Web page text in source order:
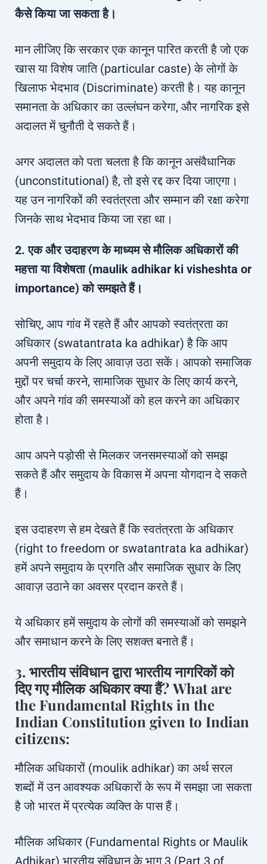
कैसे किया जा सकता है।
मान लीजिए कि सरकार एक कानून पारित करती है जो एक
खास या विशेष जाति (particular caste) के लोगों के
खिलाफ भेदभाव (Discriminate) करती है। यह कानून
समानता के अधिकार का उल्लंघन करेगा, और नागरिक इसे
अदालत में चुनौती दे सकते हैं।
अगर अदालत को पता चलता है कि कानून असंवैधानिक
(unconstitutional) है, तो इसे रद्द कर दिया जाएगा।
यह उन नागरिकों की स्वतंत्रता और सम्मान की रक्षा करेगा
जिनके साथ भेदभाव किया जा रहा था।
2. एक और उदाहरण के माध्यम से मौलिक अधिकारों की
महत्ता या विशेषता (maulik adhikar ki visheshta or
importance) को समझते हैं।
सोचिए, आप गांव में रहते हैं और आपको स्वतंत्रता का
अधिकार (swatantrata ka adhikar) है कि आप
अपनी समुदाय के लिए आवाज़ उठा सकें। आपको समाजिक
मुद्दों पर चर्चा करने, सामाजिक सुधार के लिए कार्य करने,
और अपने गांव की समस्याओं को हल करने का अधिकार
होता है।
आप अपने पड़ोसी से मिलकर जनसमस्याओं को समझ
सकते हैं और समुदाय के विकास में अपना योगदान दे सकते
हैं।
इस उदाहरण से हम देखते हैं कि स्वतंत्रता के अधिकार
(right to freedom or swatantrata ka adhikar)
हमें अपने समुदाय के प्रगति और समाजिक सुधार के लिए
आवाज़ उठाने का अवसर प्रदान करते हैं।
ये अधिकार हमें समुदाय के लोगों की समस्याओं को समझने
और समाधान करने के लिए सशक्त बनाते हैं।
3. भारतीय संविधान द्वारा भारतीय नागरिकों को
दिए गए मौलिक अधिकार क्या हैं? What are
the Fundamental Rights in the
Indian Constitution given to Indian
citizens:
मौलिक अधिकारों (moulik adhikar) का अर्थ सरल
शब्दों में उन आवश्यक अधिकारों के रूप में समझा जा सकता
है जो भारत में प्रत्येक व्यक्ति के पास हैं।
मौलिक अधिकार (Fundamental Rights or Maulik
Adhikar) भारतीय संविधान के भाग 3 (Part 3 of